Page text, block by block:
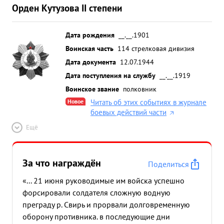
Орден Кутузова II степени
Дата рождения
__.__.1901
Воинская часть 114 стрелковая дивизия
Дата документа 12.07.1944
Дата поступления на службу
__.__.1919
Воинское звание полковник
Новое
Читать об этих событиях в журнале
боевых действий части
Ещё
За что награждён
Поделиться
«... 21 июня руководимые им войска успешно
форсировали солдателя сложную водную
преграду р. Свирь и прорвали долговременную
оборону противника. в последующие дни